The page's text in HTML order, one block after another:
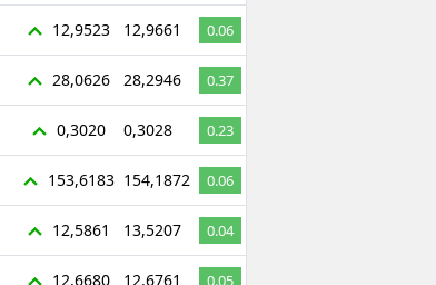
12,9523 12,9661 0.06
28,0626 28,2946 0.37
0,3020 0,3028 0.23
153,6183 154,1872 0.06
12,5861 13,5207 0.04
12,6680 12,6761 0.05